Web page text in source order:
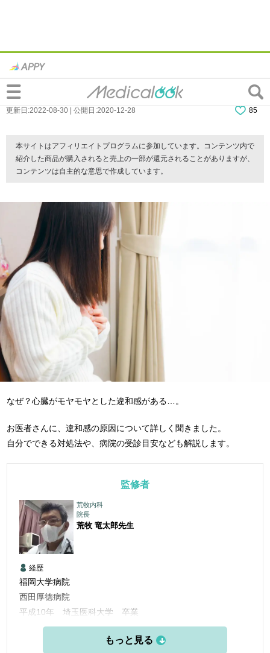
心臓がモヤモヤ…この違和感大丈夫？スト
レス？病気？対処法と病院に行く目安
更新日:2022-08-30 | 公開日:2020-12-28 85
本サイトはアフィリエイトプログラムに参加しています。コンテンツ内で
紹介した商品が購入されると売上の一部が還元されることがありますが、
コンテンツは自主的な意思で作成しています。
なぜ？心臓がモヤモヤとした違和感がある…。
お医者さんに、違和感の原因について詳しく聞きました。
自分でできる対処法や、病院の受診目安なども解説します。
監修者
荒牧内科
院長
荒牧 竜太郎先生
経歴
福岡大学病院
西田厚徳病院
平成10年 埼玉医科大学 卒業
平成10年 福岡大学病院 臨床研修
平成12年 福岡大学病院 呼吸器科入局